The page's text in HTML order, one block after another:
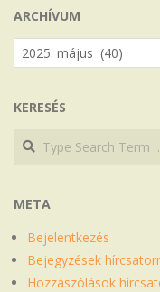
ARCHÍVUM
Archívum
KERESÉS
Search
Search
META
Bejelentkezés
Bejegyzések
Hozzászólások